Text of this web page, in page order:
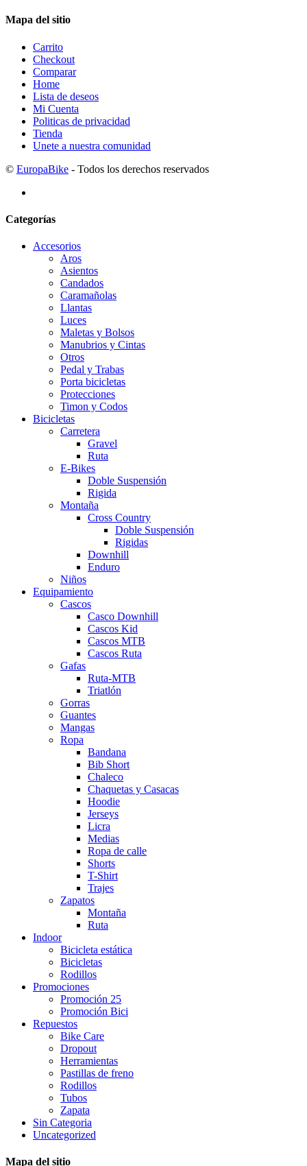
Mapa del sitio
Carrito
Checkout
Comparar
Home
Lista de deseos
Mi Cuenta
Politicas de privacidad
Tienda
Unete a nuestra comunidad
© EuropaBike - Todos los derechos reservados
Categorías
Accesorios
Aros
Asientos
Candados
Caramañolas
Llantas
Luces
Maletas y Bolsos
Manubrios y Cintas
Otros
Pedal y Trabas
Porta bicicletas
Protecciones
Timon y Codos
Bicicletas
Carretera
Gravel
Ruta
E-Bikes
Doble Suspensión
Rigida
Montaña
Cross Country
Doble Suspensión
Rigidas
Downhill
Enduro
Niños
Equipamiento
Cascos
Casco Downhill
Cascos Kid
Cascos MTB
Cascos Ruta
Gafas
Ruta-MTB
Triatlón
Gorras
Guantes
Mangas
Ropa
Bandana
Bib Short
Chaleco
Chaquetas y Casacas
Hoodie
Jerseys
Licra
Medias
Ropa de calle
Shorts
T-Shirt
Trajes
Zapatos
Montaña
Ruta
Indoor
Bicicleta estática
Bicicletas
Rodillos
Promociones
Promoción 25
Promoción Bici
Repuestos
Bike Care
Dropout
Herramientas
Pastillas de freno
Rodillos
Tubos
Zapata
Sin Categoria
Uncategorized
Mapa del sitio